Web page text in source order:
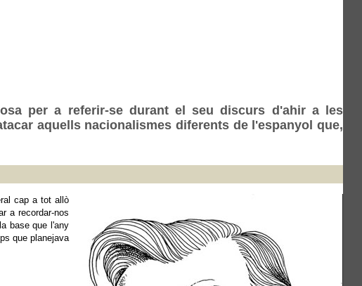
per a referir-se durant el seu discurs d'ahir a les
aquells nacionalismes diferents de l'espanyol que,
cap a tot allò
a recordar-nos
base que l'any
que planejava